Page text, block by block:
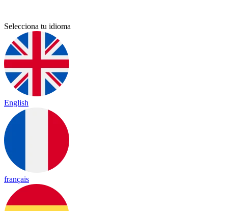
Selecciona tu idioma
English
français